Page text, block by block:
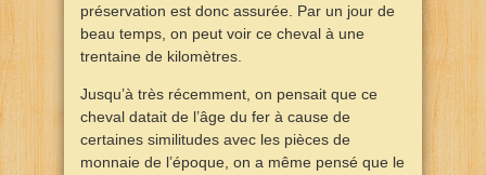
préservation est donc assurée. Par un jour de
beau temps, on peut voir ce cheval à une
trentaine de kilomètres.
Jusqu’à très récemment, on pensait que ce
cheval datait de l’âge du fer à cause de
certaines similitudes avec les pièces de
monnaie de l’époque, on a même pensé que le